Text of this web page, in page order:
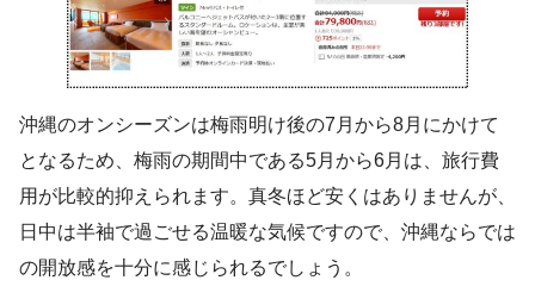
沖縄のオンシーズンは梅雨明け後の7月から8月にかけて
となるため、梅雨の期間中である5月から6月は、旅行費
用が比較的抑えられます。真冬ほど安くはありませんが、
日中は半袖で過ごせる温暖な気候ですので、沖縄ならでは
の開放感を十分に感じられるでしょう。